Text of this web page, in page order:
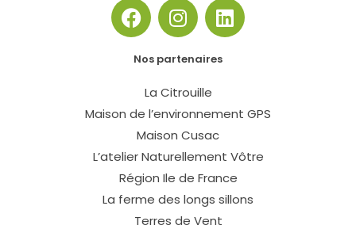
F
a
c
e
o
o
k
I
n
s
t
a
g
r
a
m
L
i
n
d
i
n
Nos partenaires
La Citrouille
Maison de l’environnement GPS
Maison Cusac
L’atelier Naturellement Vôtre
Région Ile de France
La ferme des longs sillons
Terres de Vent